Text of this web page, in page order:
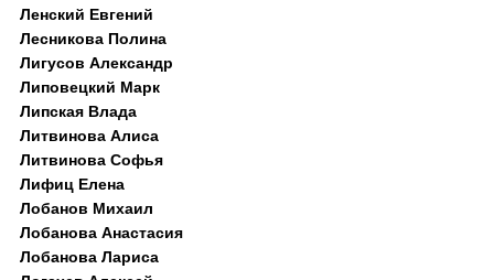
Ленский Евгений
Лесникова Полина
Лигусов Александр
Липовецкий Марк
Липская Влада
Литвинова Алиса
Литвинова Софья
Лифиц Елена
Лобанов Михаил
Лобанова Анастасия
Лобанова Лариса